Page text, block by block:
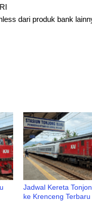
dari produk bank
Jadwal Kereta
ke Krenceng